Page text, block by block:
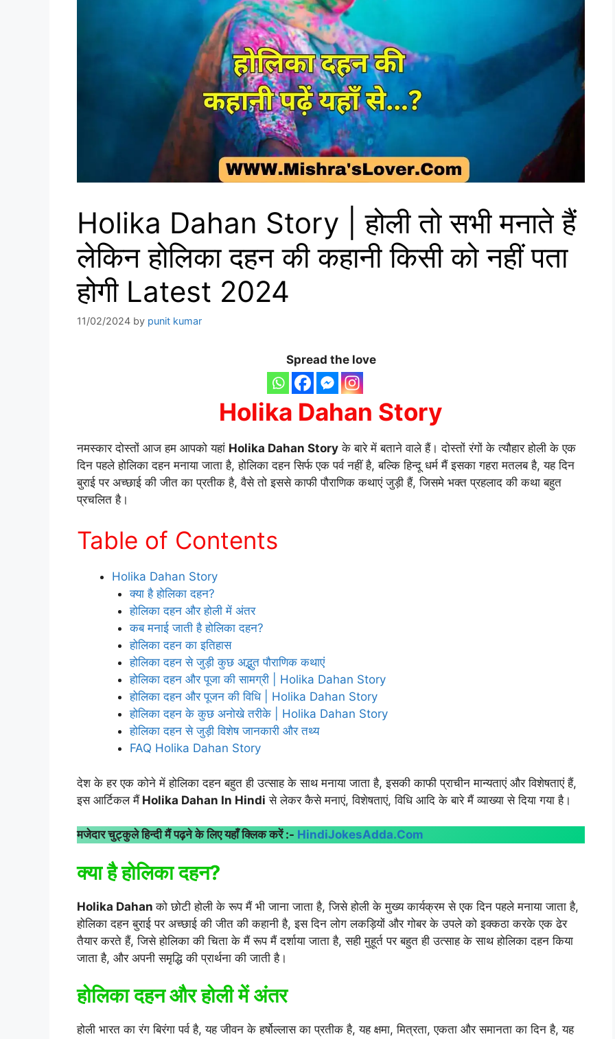
Holika Dahan Story | होली तो सभी मनाते हैं
लेकिन होलिका दहन की कहानी किसी को नहीं पता
होगी Latest 2024
11/02/2024 by punit kumar
Spread the love
Holika Dahan Story
नमस्कार दोस्तों आज हम आपको यहां Holika Dahan Story के बारे में बताने वाले हैं। दोस्तों रंगों के त्यौहार होली के एक
दिन पहले होलिका दहन मनाया जाता है, होलिका दहन सिर्फ एक पर्व नहीं है, बल्कि हिन्दू धर्म मैं इसका गहरा मतलब है, यह दिन
बुराई पर अच्छाई की जीत का प्रतीक है, वैसे तो इससे काफी पौराणिक कथाएं जुड़ी हैं, जिसमे भक्त प्रहलाद की कथा बहुत
प्रचलित है।
Table of Contents
Holika Dahan Story
क्या है होलिका दहन?
होलिका दहन और होली में अंतर
कब मनाई जाती है होलिका दहन?
होलिका दहन का इतिहास
होलिका दहन से जुड़ी कुछ अद्भुत पौराणिक कथाएं
होलिका दहन और पूजा की सामग्री | Holika Dahan Story
होलिका दहन और पूजन की विधि | Holika Dahan Story
होलिका दहन के कुछ अनोखे तरीके | Holika Dahan Story
होलिका दहन से जुड़ी विशेष जानकारी और तथ्य
FAQ Holika Dahan Story
देश के हर एक कोने में होलिका दहन बहुत ही उत्साह के साथ मनाया जाता है, इसकी काफी प्राचीन मान्यताएं और विशेषताएं हैं,
इस आर्टिकल मैंHolika Dahan In Hindi से लेकर कैसे मनाएं, विशेषताएं, विधि आदि के बारे मैं व्याख्या से दिया गया है।
मजेदार चुट्कुले हिन्दी मैं पढ़ने के लिए यहाँ क्लिक करें :- HindiJokesAdda.Com
क्या है होलिका दहन?
Holika Dahanको छोटी होली के रूप मैं भी जाना जाता है, जिसे होली के मुख्य कार्यक्रम से एक दिन पहले मनाया जाता है,
होलिका दहन बुराई पर अच्छाई की जीत की कहानी है, इस दिन लोग लकड़ियों और गोबर के उपले को इक्कठा करके एक ढेर
तैयार करते हैं, जिसे होलिका की चिता के मैं रूप मैं दर्शाया जाता है, सही मुहूर्त पर बहुत ही उत्साह के साथ होलिका दहन किया
जाता है, और अपनी समृद्धि की प्रार्थना की जाती है।
होलिका दहन और होली में अंतर
होली भारत का रंग बिरंगा पर्व है, यह जीवन के हर्षोल्लास का प्रतीक है, यह क्षमा, मित्रता, एकता और समानता का दिन है, यह